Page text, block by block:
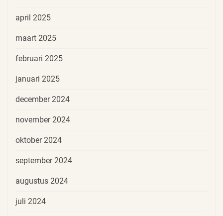
april 2025
maart 2025
februari 2025
januari 2025
december 2024
november 2024
oktober 2024
september 2024
augustus 2024
juli 2024